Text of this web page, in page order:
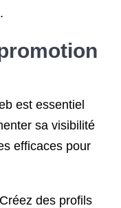
est essentiel
sa visibilité
efficaces pour
des profils